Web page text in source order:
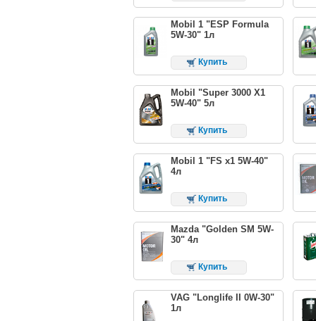
Mobil 1 "ESP Formula
5W-30" 1л
Купить
Mobil "Super 3000 X1
5W-40" 5л
Купить
Mobil 1 "FS x1 5W-40"
4л
Купить
Mazda "Golden SM 5W-
30" 4л
Купить
VAG "Longlife II 0W-30"
1л